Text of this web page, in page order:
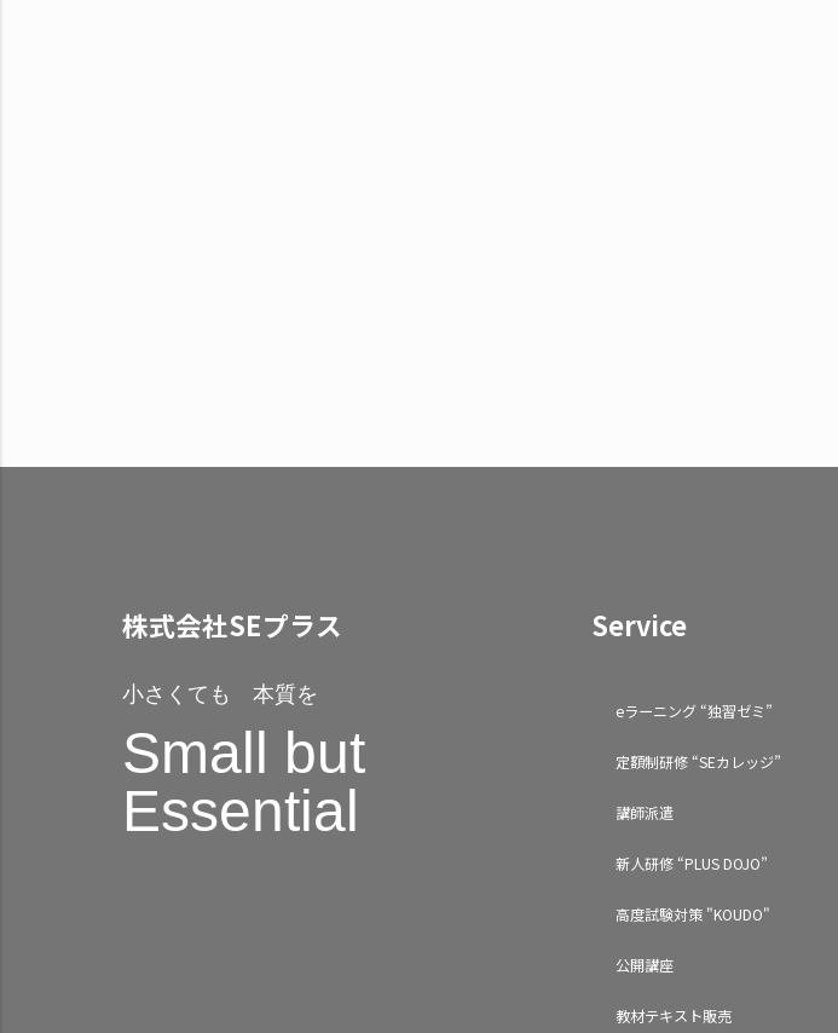
株式会社SEプラス
小さくても 本質を
Small but
Essential
Service
eラーニング “独習ゼミ”
定額制研修 “SEカレッジ”
講師派遣
新人研修 “PLUS DOJO”
高度試験対策 "KOUDO"
公開講座
教材テキスト販売